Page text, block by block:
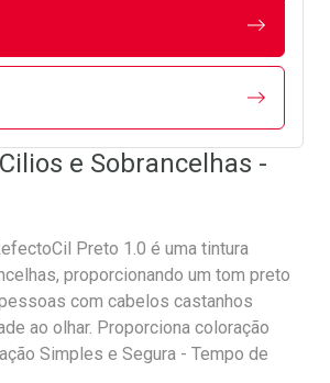
e Sobrancelhas -
Preto 1.0 é uma tintura
proporcionando um tom preto
com cabelos castanhos
ao olhar. Proporciona coloração
Simples e Segura - Tempo de